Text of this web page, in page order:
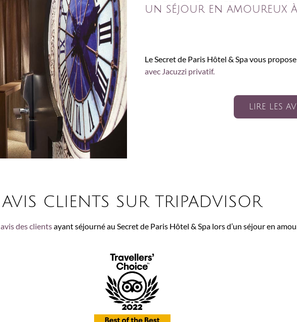
un séjour en amoureux à
Le Secret de Paris Hôtel & Spa vous
avec Jacuzzi privatif.
LIRE LES
AVIS CLIENTS SUR TRIPADVISOR
avis des clientsayant séjourné au Secret de Paris Hôtel & Spa lors d’un séjour en